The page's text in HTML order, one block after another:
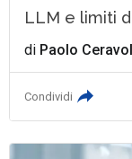
LLM e limiti
di Paolo
Condividi